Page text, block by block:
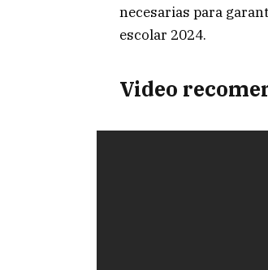
necesarias para
escolar 2024.
Video